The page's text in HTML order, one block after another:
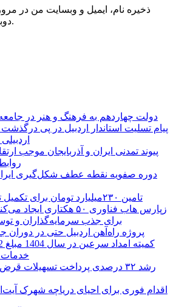
ذخیره نام، ایمیل و وبسایت من در
دوباره دیدگاهی می‌نویسم.
دولت چهاردهم به فرهنگ و هنر در جامعه
تامین ۲۳۰میلیارد تومان برای تکمیل تالار شهر اردبیل
برای جذب سرمایه‌گذاران و
پروژه راه‌آهن اردبیل حتی در دوران
خدمات